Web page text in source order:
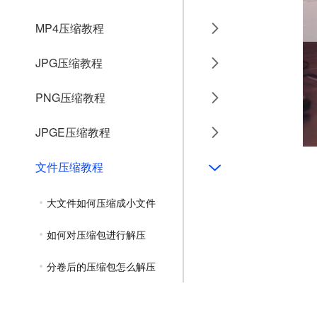
MP4压缩教程
JPG压缩教程
PNG压缩教程
JPGE压缩教程
文件压缩教程
大文件如何压缩成小文件
如何对压缩包进行解压
分卷后的压缩包怎么解压